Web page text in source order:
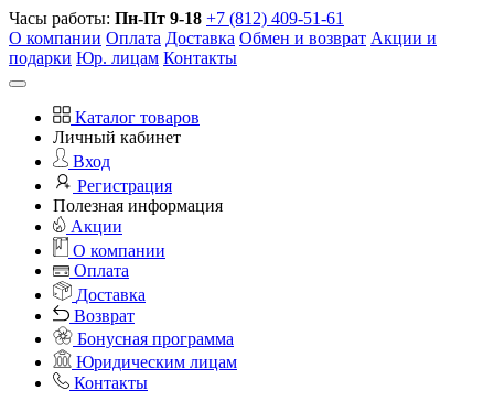
Часы работы: Пн-Пт 9-18 +7 (812) 409-51-61
О компании Оплата Доставка Обмен и возврат Акции и
подарки Юр. лицам Контакты
Каталог товаров
Личный кабинет
Вход
Регистрация
Полезная информация
Акции
О компании
Оплата
Доставка
Возврат
Бонусная программа
Юридическим лицам
Контакты